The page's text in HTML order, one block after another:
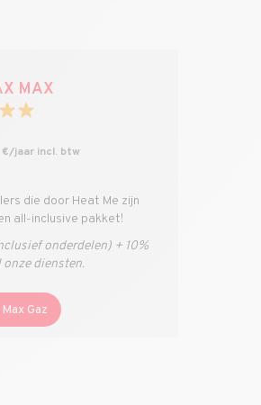
MAX
€/jaar incl. btw
die door Heat Me zijn
all-inclusive pakket!
onderdelen) + 10%
diensten.
Gaz